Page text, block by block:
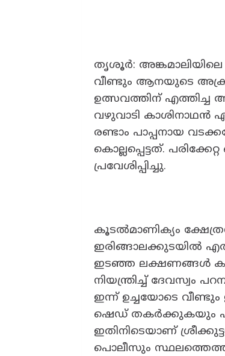
തൃശൂർ:
വീണ്ടും ആനയുടെ
ഉത്സവത്തിന് എത്തിച്ച
വഴുവാടി
രണ്ടാം പാപ്പനായ
കൊല്ലപ്പെട്ടത്.
പ്രവേശിപ്പിച്ചു.
കൂടൽമാണിക്യം
ഇരിങ്ങാലക്കുടയിൽ
ഇടഞ്ഞ ലക്ഷണങ്ങൾ
നിയന്ത്രിച്ച് ദേവസ്വം
ഇന്ന് ഉച്ചയോടെ
ഷെഡ് തകർക്കുകയും
ഇതിനിടെയാണ്
പൊലീസും